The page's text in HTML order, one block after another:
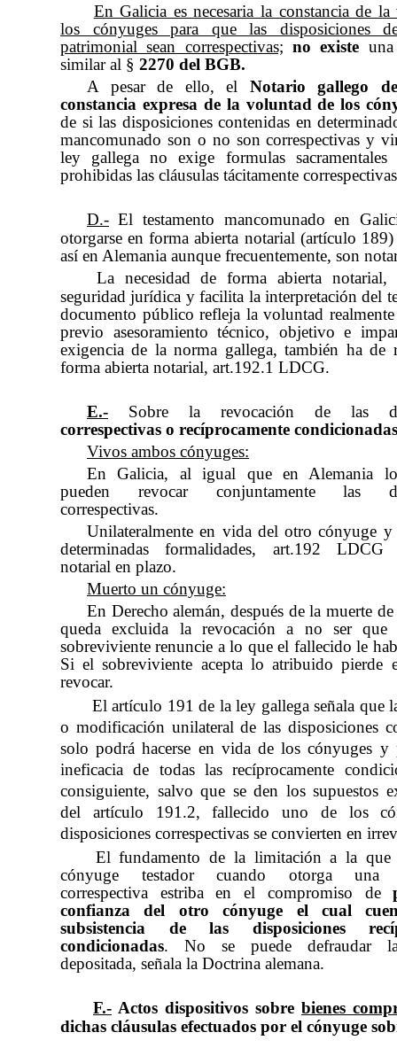
En Galicia es necesaria la constancia de
los cónyuges para que las disposiciones
patrimonial sean correspectivas; no existe
similar al § 2270 del BGB.
A pesar de ello, el Notario gallego
constancia expresa de la voluntad de los
de si las disposiciones contenidas en
mancomunado son o no son correspectivas y
ley gallega no exige formulas
prohibidas las cláusulas tácitamente
D.- El testamento mancomunado en
otorgarse en forma abierta notarial (artículo 189)
así en Alemania aunque frecuentemente, son
La necesidad de forma abierta notarial,
seguridad jurídica y facilita la interpretación del
documento público refleja la voluntad
previo asesoramiento técnico, objetivo e
exigencia de la norma gallega, también ha de
forma abierta notarial, art.192.1 LDCG.
E.-
Sobre la revocación de las
correspectivas o recíprocamente
Vivos ambos cónyuges:
En Galicia, al igual que en Alemania
pueden revocar conjuntamente las
correspectivas.
Unilateralmente en vida del otro cónyuge
determinadas formalidades, art.192 LDCG
notarial en plazo.
Muerto un cónyuge:
En Derecho alemán, después de la muerte
queda excluida la revocación a no ser que
sobreviviente renuncie a lo que el fallecido le
Si el sobreviviente acepta lo atribuido pierde
revocar.
El artículo 191 de la ley gallega señala que
o modificación unilateral de las disposiciones
solo podrá hacerse en vida de los cónyuges y
ineficacia de todas las recíprocamente
consiguiente, salvo que se den los supuestos
del artículo 191.2, fallecido uno de los
disposiciones correspectivas se convierten en
El fundamento de la limitación a la que
cónyuge testador cuando otorga una
correspectiva estriba en el compromiso de
confianza del otro cónyuge el cual
subsistencia de las disposiciones
condicionadas. No se puede defraudar la
depositada, señala la Doctrina alemana.
F.- Actos dispositivos sobre bienes
dichas cláusulas efectuados por el cónyuge